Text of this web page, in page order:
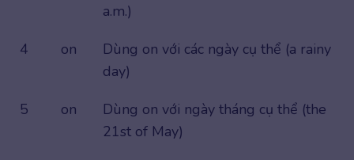
a.m.)
4
on
Dùng on với các ngày cụ thể (a rainy
day)
5
on
Dùng on với ngày tháng cụ thể (the
21st of May)